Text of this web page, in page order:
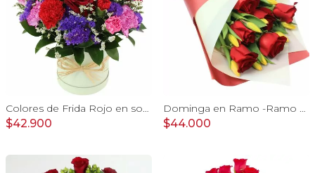
Colores de Frida Rojo en sombrerero - Arreglo floral con rosas, claveles, estate y limonium
$42.900
Dominga en Ramo -Ramo de Rosas Rojo y Tulipanes amarillo
$44.000